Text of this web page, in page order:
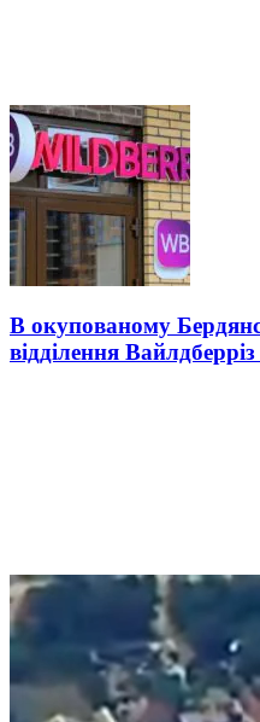
В окупованому
відділення Вайлдберріз